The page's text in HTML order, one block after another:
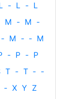
- L - L
M - M -
- M - ‐ M
- P - P
T - T ‐ -
- X Y Z